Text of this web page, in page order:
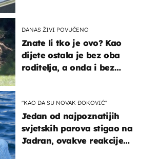
DANAS ŽIVI POVUČENO
Znate li tko je ovo? Kao
dijete ostala je bez oba
roditelja, a onda i bez
"KAO DA SU NOVAK ĐOKOVIĆ"
Jedan od najpoznatijih
svjetskih parova stigao na
Jadran, ovakve reakcije